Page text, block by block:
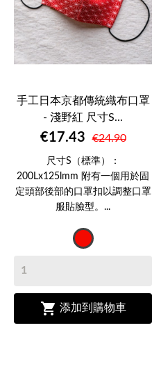
手工日本京都傳統織布口罩
- 淺野紅 尺寸S...
€17.43 €24.90
尺寸S（標準）：
200Lx125lmm 附有一個用於固
定頭部後部的口罩扣以調整口罩
服貼臉型。...
Motifs
 添加到購物車